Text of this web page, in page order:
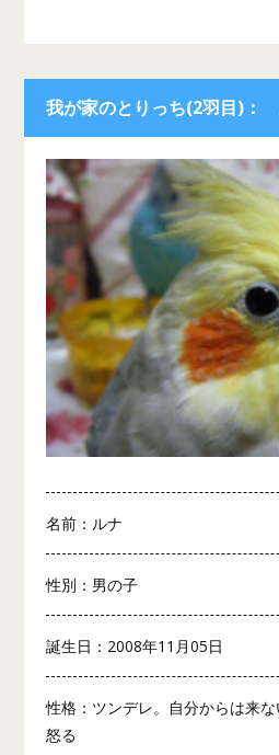
我が家のとりっち(2羽目)：
名前：ルナ
性別：男の子
誕生日：2008年11月05日
性格：ツンデレ。自分からは来
怒る